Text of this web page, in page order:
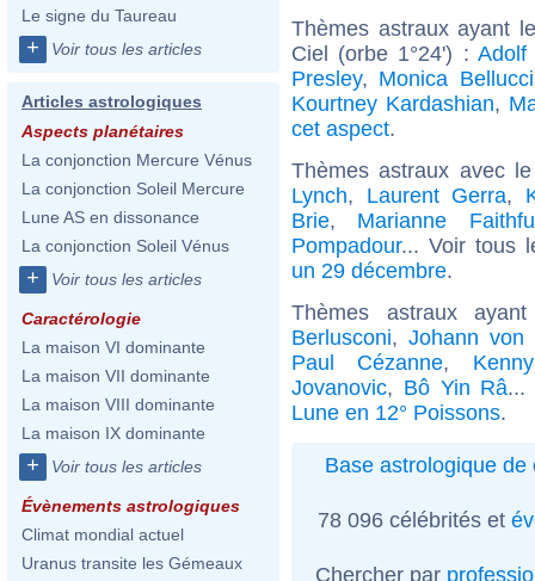
Le signe du Taureau
+ Voir tous les articles
Articles astrologiques
Aspects planétaires
La conjonction Mercure Vénus
La conjonction Soleil Mercure
Lune AS en dissonance
La conjonction Soleil Vénus
+ Voir tous les articles
Caractérologie
La maison VI dominante
La maison VII dominante
La maison VIII dominante
La maison IX dominante
+ Voir tous les articles
Évènements astrologiques
Climat mondial actuel
Uranus transite les Gémeaux
Thèmes astraux ayant
Ciel (orbe 1°24') : Adolf
Presley, Monica Bellucci
Kourtney Kardashian,
cet aspect.
Thèmes astraux avec
Lynch, Laurent Gerra,
Brie, Marianne
Pompadour... Voir tous
un 29 décembre.
Thèmes astraux
Berlusconi,Johann von
Paul Cézanne,
Jovanovic, Bô Yin Râ...
Lune en 12° Poissons.
Base astrologique de
78 096 célébrités et
Chercher par